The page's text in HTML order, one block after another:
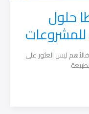
حلول
ليس العثور على